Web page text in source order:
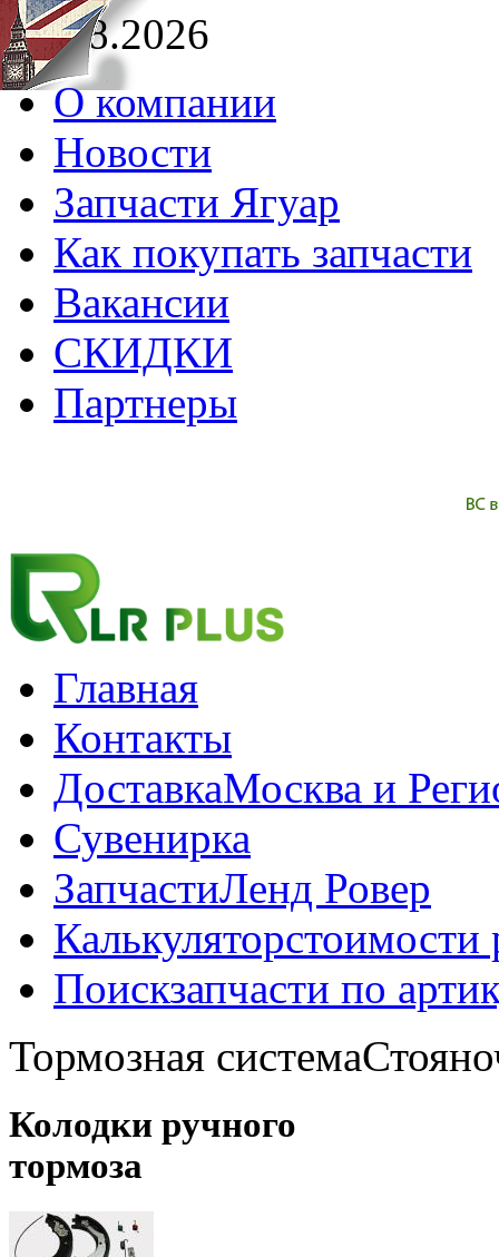
08.08.2026
О компании
Новости
Запчасти Ягуар
Как покупать запчасти
Вакансии
СКИДКИ
Партнеры
Главная
Контакты
ДоставкаМосква и
Сувенирка
ЗапчастиЛенд Ровер
Калькуляторстоимости
Поискзапчасти по
Тормозная система
Колодки ручного
тормоза